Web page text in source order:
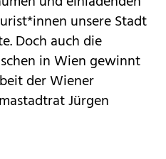
unsere Stadt
Doch auch die
in Wien gewinnt
der Wiener
Jürgen